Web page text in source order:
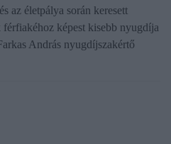
az életpálya során keresett
képest kisebb nyugdíja
András nyugdíjszakértő